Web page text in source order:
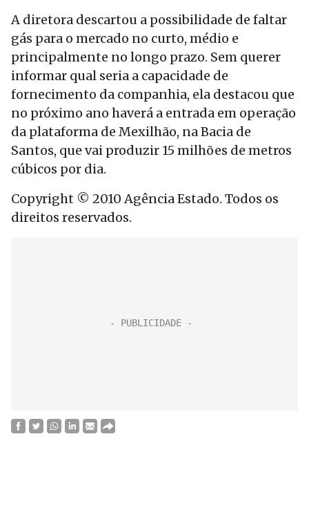
A diretora descartou a possibilidade de faltar
gás para o mercado no curto, médio e
principalmente no longo prazo. Sem querer
informar qual seria a capacidade de
fornecimento da companhia, ela destacou que
no próximo ano haverá a entrada em operação
da plataforma de Mexilhão, na Bacia de
Santos, que vai produzir 15 milhões de metros
cúbicos por dia.
Copyright © 2010 Agência Estado. Todos os
direitos reservados.